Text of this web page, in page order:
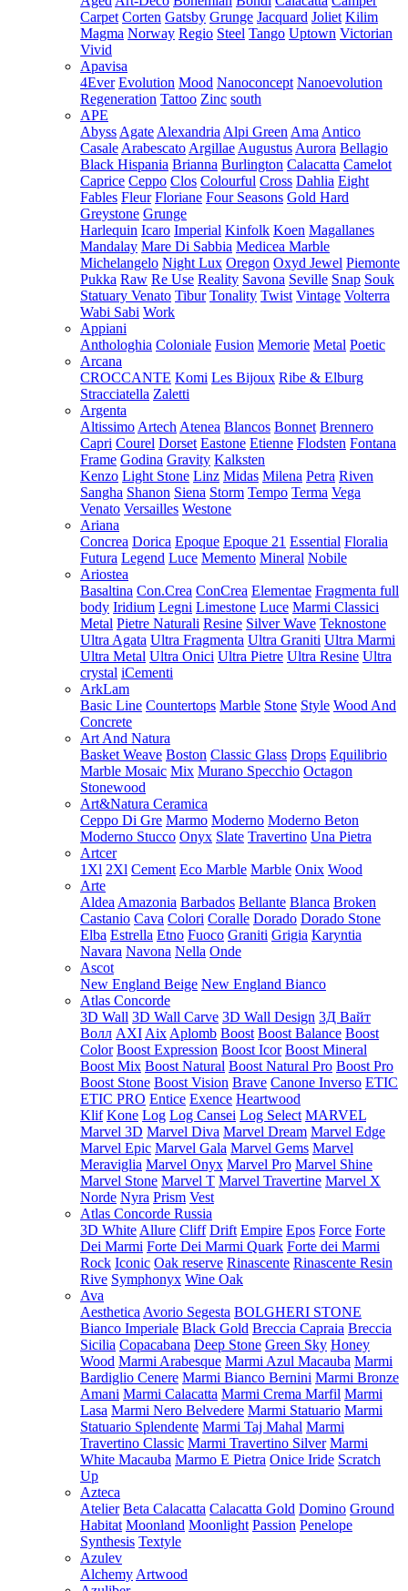
Carpet Corten Gatsby Grunge Jacquard Joliet Kilim
Magma Norway Regio Steel Tango Uptown Victorian
Vivid
Apavisa
4Ever Evolution Mood Nanoconcept Nanoevolution
Regeneration Tattoo Zinc south
APE
Abyss Agate Alexandria Alpi Green Ama Antico
Casale Arabescato Argillae Augustus Aurora Bellagio
Black Hispania Brianna Burlington Calacatta Camelot
Caprice Ceppo Clos Colourful Cross Dahlia Eight
Fables Fleur Floriane Four Seasons Gold Hard
Greystone Grunge
Harlequin Icaro Imperial Kinfolk Koen Magallanes
Mandalay Mare Di Sabbia Medicea Marble
Michelangelo Night Lux Oregon Oxyd Jewel Piemonte
Pukka Raw Re Use Reality Savona Seville Snap Souk
Statuary Venato Tibur Tonality Twist Vintage Volterra
Wabi Sabi Work
Appiani
Anthologhia Coloniale Fusion Memorie Metal Poetic
Arcana
CROCCANTE Komi Les Bijoux Ribe & Elburg
Stracciatella Zaletti
Argenta
Altissimo Artech Atenea Blancos Bonnet Brennero
Capri Courel Dorset Eastone Etienne Flodsten Fontana
Frame Godina Gravity Kalksten
Kenzo Light Stone Linz Midas Milena Petra Riven
Sangha Shanon Siena Storm Tempo Terma Vega
Venato Versailles Westone
Ariana
Concrea Dorica Epoque Epoque 21 Essential Floralia
Futura Legend Luce Memento Mineral Nobile
Ariostea
Basaltina Con.Crea ConCrea Elementae Fragmenta full
body Iridium Legni Limestone Luce Marmi Classici
Metal Pietre Naturali Resine Silver Wave Teknostone
Ultra Agata Ultra Fragmenta Ultra Graniti Ultra Marmi
Ultra Metal Ultra Onici Ultra Pietre Ultra Resine Ultra
crystal iCementi
ArkLam
Basic Line Countertops Marble Stone Style Wood And
Concrete
Art And Natura
Basket Weave Boston Classic Glass Drops Equilibrio
Marble Mosaic Mix Murano Specchio Octagon
Stonewood
Art&Natura Ceramica
Ceppo Di Gre Marmo Moderno Moderno Beton
Moderno Stucco Onyx Slate Travertino Una Pietra
Artcer
1Xl 2Xl Cement Eco Marble Marble Onix Wood
Arte
Aldea Amazonia Barbados Bellante Blanca Broken
Castanio Cava Colori Coralle Dorado Dorado Stone
Elba Estrella Etno Fuoco Graniti Grigia Karyntia
Navara Navona Nella Onde
Ascot
New England Beige New England Bianco
Atlas Concorde
3D Wall 3D Wall Carve 3D Wall Design 3Д Вайт
Волл AXI Aix Aplomb Boost Boost Balance Boost
Color Boost Expression Boost Icor Boost Mineral
Boost Mix Boost Natural Boost Natural Pro Boost Pro
Boost Stone Boost Vision Brave Canone Inverso ETIC
ETIC PRO Entice Exence Heartwood
Klif Kone Log Log Cansei Log Select MARVEL
Marvel 3D Marvel Diva Marvel Dream Marvel Edge
Marvel Epic Marvel Gala Marvel Gems Marvel
Meraviglia Marvel Onyx Marvel Pro Marvel Shine
Marvel Stone Marvel T Marvel Travertine Marvel X
Norde Nyra Prism Vest
Atlas Concorde Russia
3D White Allure Cliff Drift Empire Epos Force Forte
Dei Marmi Forte Dei Marmi Quark Forte dei Marmi
Rock Iconic Oak reserve Rinascente Rinascente Resin
Rive Symphonyx Wine Oak
Ava
Aesthetica Avorio Segesta BOLGHERI STONE
Bianco Imperiale Black Gold Breccia Capraia Breccia
Sicilia Copacabana Deep Stone Green Sky Honey
Wood Marmi Arabesque Marmi Azul Macauba Marmi
Bardiglio Cenere Marmi Bianco Bernini Marmi Bronze
Amani Marmi Calacatta Marmi Crema Marfil Marmi
Lasa Marmi Nero Belvedere Marmi Statuario Marmi
Statuario Splendente Marmi Taj Mahal Marmi
Travertino Classic Marmi Travertino Silver Marmi
White Macauba Marmo E Pietra Onice Iride Scratch
Up
Azteca
Atelier Beta Calacatta Calacatta Gold Domino Ground
Habitat Moonland Moonlight Passion Penelope
Synthesis Textyle
Azulev
Alchemy Artwood